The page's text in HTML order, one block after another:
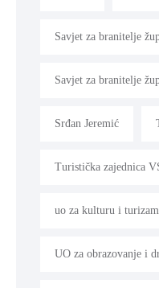
Savjet za branitelje
Savjet za branitelje
Srđan Jeremić
Turistička zajednica
uo za kulturu i turizam
UO za obrazovanje i